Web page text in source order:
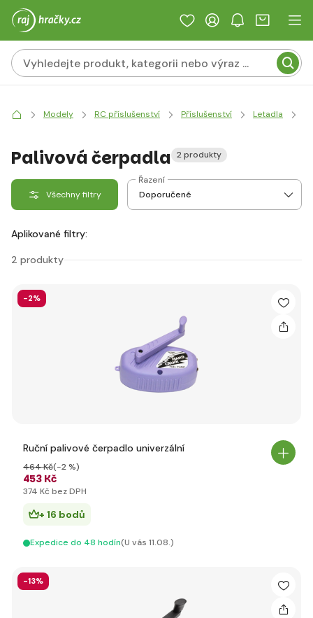
Modely RC příslušenství Příslušenství Letadla
Palivová čerpadla 2 produkty
Všechny filtry
Řazení
Aplikované filtry:
2 produkty
-2%
Ruční palivové čerpadlo univerzální
453 Kč
464 Kč(-2 %)
374 Kč bez DPH
+ 16 bodů
Expedice do 48 hodín(U vás 11.08.)
-13%